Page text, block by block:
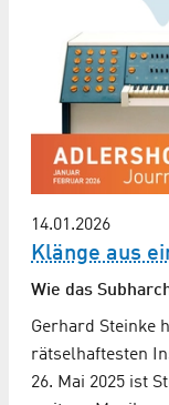
14.01.2026
Klänge aus
Wie das
Gerhard Steinke
rätselhaftesten
26. Mai 2025 ist